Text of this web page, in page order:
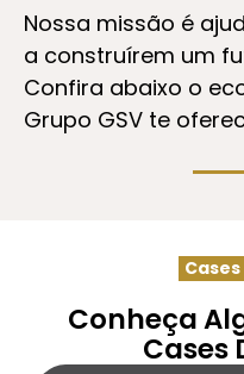
Nossa missão é
a construírem um
Confira abaixo o
Grupo GSV te
Conheça
Cases